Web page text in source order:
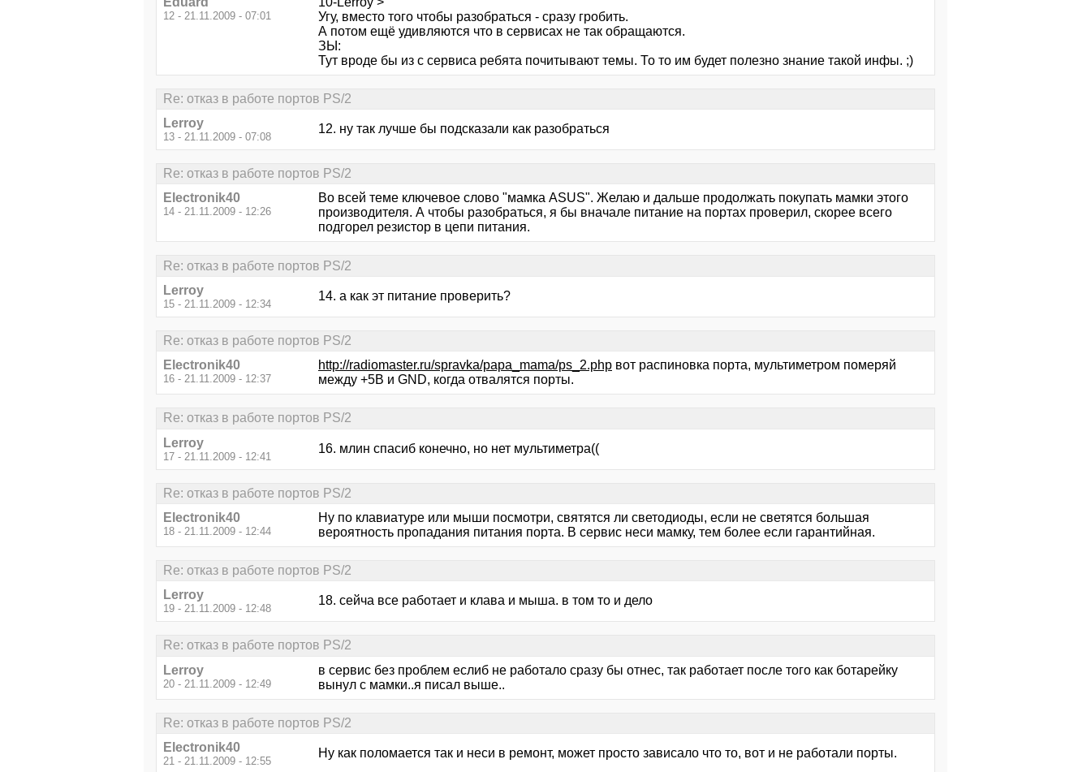
12 - 21.11.2009 - 07:01
Угу, вместо того чтобы разобраться - сразу гробить.
А потом ещё удивляются что в сервисах не так обращаются.
ЗЫ:
Тут вроде бы из с сервиса ребята почитывают темы. То то им будет полезно знание такой инфы. ;)
Re: отказ в работе портов PS/2
Lerroy
13 - 21.11.2009 - 07:08
12. ну так лучше бы подсказали как разобраться
Re: отказ в работе портов PS/2
Electronik40
14 - 21.11.2009 - 12:26
Во всей теме ключевое слово "мамка ASUS". Желаю и дальше продолжать покупать мамки этого
производителя. А чтобы разобраться, я бы вначале питание на портах проверил, скорее всего
подгорел резистор в цепи питания.
Re: отказ в работе портов PS/2
Lerroy
15 - 21.11.2009 - 12:34
14. а как эт питание проверить?
Re: отказ в работе портов PS/2
Electronik40
16 - 21.11.2009 - 12:37
http://radiomaster.ru/spravka/papa_mama/ps_2.php вот распиновка порта, мультиметром померяй
между +5В и GND, когда отвалятся порты.
Re: отказ в работе портов PS/2
Lerroy
17 - 21.11.2009 - 12:41
16. млин спасиб конечно, но нет мультиметра((
Re: отказ в работе портов PS/2
Electronik40
18 - 21.11.2009 - 12:44
Ну по клавиатуре или мыши посмотри, святятся ли светодиоды, если не светятся большая
вероятность пропадания питания порта. В сервис неси мамку, тем более если гарантийная.
Re: отказ в работе портов PS/2
Lerroy
19 - 21.11.2009 - 12:48
18. сейча все работает и клава и мыша. в том то и дело
Re: отказ в работе портов PS/2
Lerroy
20 - 21.11.2009 - 12:49
в сервис без проблем еслиб не работало сразу бы отнес, так работает после того как ботарейку
вынул с мамки..я писал выше..
Re: отказ в работе портов PS/2
Electronik40
21 - 21.11.2009 - 12:55
Ну как поломается так и неси в ремонт, может просто зависало что то, вот и не работали порты.